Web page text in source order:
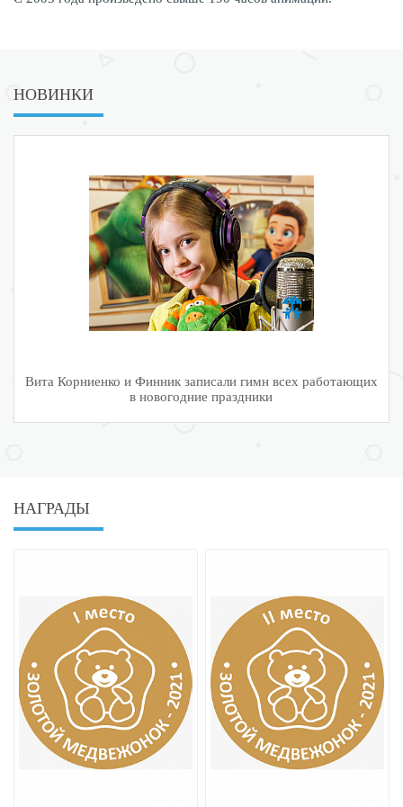
НОВИНКИ
Вита Корниенко и Финник записали гимн всех работающих
в новогодние праздники
НАГРАДЫ